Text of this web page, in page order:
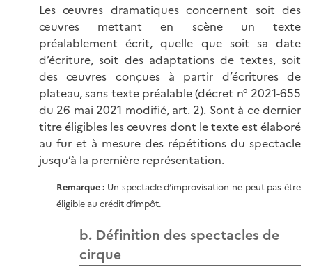
Les œuvres dramatiques concernent soit des
œuvres mettant en scène un texte
préalablement écrit, quelle que soit sa date
d’écriture, soit des adaptations de textes, soit
des œuvres conçues à partir d’écritures de
plateau, sans texte préalable (décret n° 2021-655
du 26 mai 2021 modifié, art. 2). Sont à ce dernier
titre éligibles les œuvres dont le texte est élaboré
au fur et à mesure des répétitions du spectacle
jusqu’à la première représentation.
Remarque : Un spectacle d’improvisation ne peut pas être
éligible au crédit d’impôt.
b. Définition des spectacles de
cirque